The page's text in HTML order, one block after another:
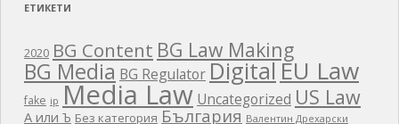
ЕТИКЕТИ
2020 BG Content BG Law Making
BG Media BG RegulatorDigitalEU Law
fake ip Media Law Uncategorized US Law
А или Ъ Без категория България Валентин Дрехарски